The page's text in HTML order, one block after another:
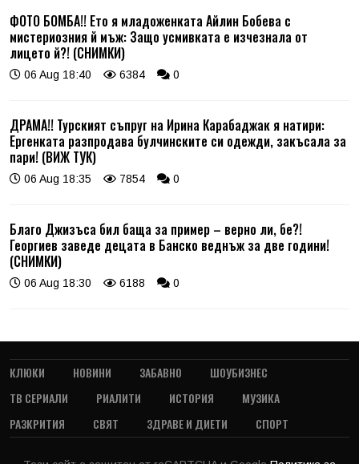
ФОТО БОМБА!! Ето я младоженката Айлин Бобева с
мистериозния й мъж: Защо усмивката е изчезнала от
лицето й?! (СНИМКИ)
06 Aug 18:40 6384 0
ДРАМА!! Турският съпруг на Ирина Карабаджак я натири:
Ергенката разпродава булчинските си одежди, закъсала за
пари! (ВИЖ ТУК)
06 Aug 18:35 7854 0
Благо Джизъса бил баща за пример – верно ли, бе?!
Георгиев заведе децата в Банско веднъж за две години!
(СНИМКИ)
06 Aug 18:30 6188 0
КЛЮКИ НОВИНИ ЗАБАВНО
ШОУБИЗНЕС
ТВ СЕРИАЛИ
РИАЛИТИ ИСТОРИЯ
МУЗИКА
РАЗКРИТИЯ
СВЯТ ЗДРАВЕ И ДИЕТИ СПОРТ